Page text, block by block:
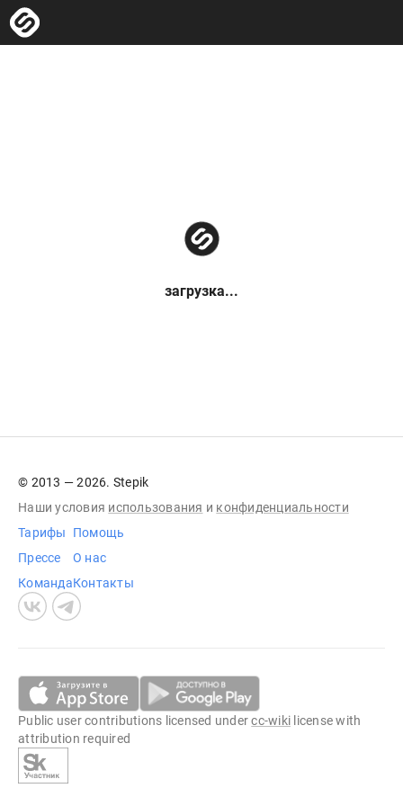
загрузка...
© 2013 — 2026. Stepik
Наши условия использования и конфиденциальности
Тарифы
Прессе
Команда
Помощь
О нас
Контакты
Public user contributions licensed undercc-wiki license with
attribution required